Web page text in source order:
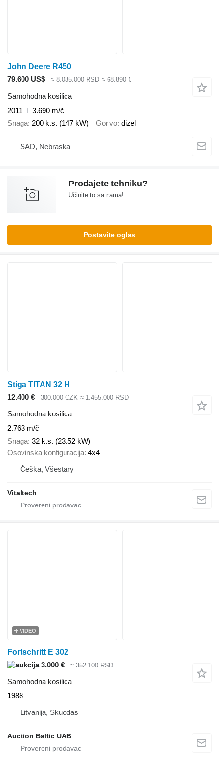
John Deere R450
79.600 US$
≈ 8.085.000 RSD ≈ 68.890 €
Samohodna kosilica
2011
3.690 m/č
Snaga 200 k.s. (147 kW) Gorivo dizel
SAD, Nebraska
Prodajete tehniku?
Učinite to sa nama!
Postavite oglas
Stiga TITAN 32 H
12.400 €
300.000 CZK ≈ 1.455.000 RSD
Samohodna kosilica
2.763 m/č
Snaga 32 k.s. (23.52 kW)
Osovinska konfiguracija 4x4
Češka, Všestary
Vitaltech
VIDEO
Fortschritt E 302
3.000 €
≈ 352.100 RSD
Samohodna kosilica
1988
Litvanija, Skuodas
Auction Baltic UAB